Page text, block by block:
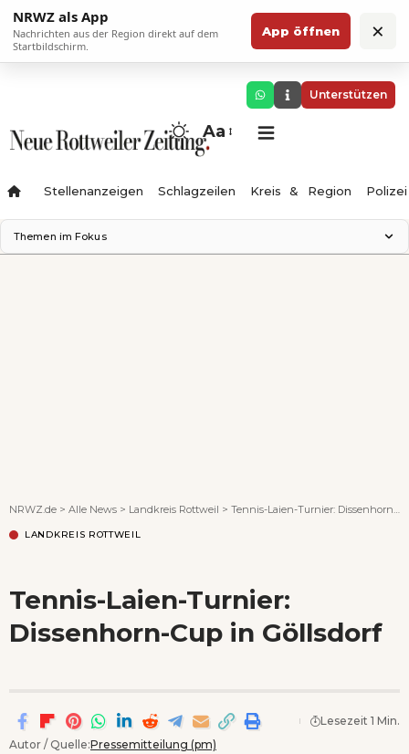
NRWZ als App
Nachrichten aus der Region direkt auf dem
Startbildschirm.
App öffnen ×
Unterstützen
Aa
Stellenanzeigen Schlagzeilen Kreis & Region Polizei
Themen im Fokus
NRWZ.de > Alle News > Landkreis Rottweil > Tennis-Laien-Turnier: Dissenhorn-Cup in Göllsdorf
LANDKREIS ROTTWEIL
Tennis-Laien-Turnier:
Dissenhorn-Cup in Göllsdorf
Autor / Quelle:Pressemitteilung (pm)
Lesezeit 1 Min.